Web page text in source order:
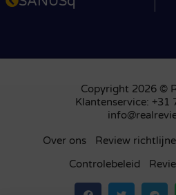
Copyright 2026 ©
Klantenservice: +31
Over ons Review
Controlebeleid